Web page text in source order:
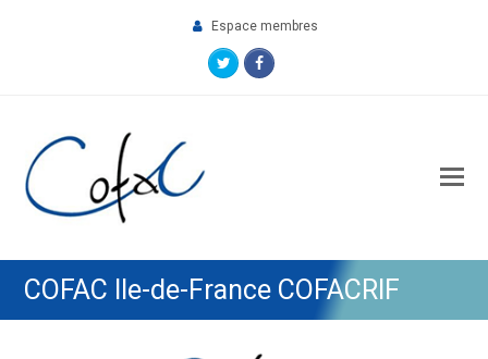
Espace membres
TwitterFacebook
COFAC Ile-de-France COFACRIF